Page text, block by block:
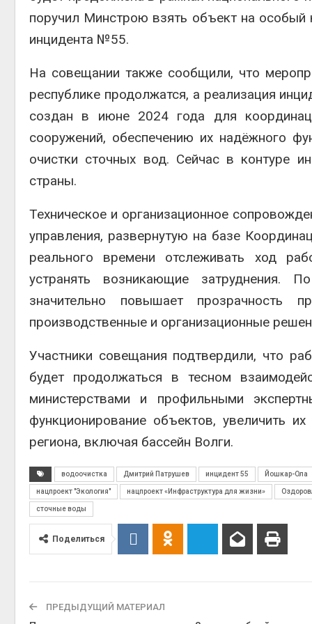
поручил Минстрою взять объект на особый
инцидента №55.
На совещании также сообщили, что
республике продолжатся, а реализация
создан в июне 2024 года для
сооружений, обеспечению их надёжного
очистки сточных вод. Сейчас в контуре
страны.
Техническое и организационное
управления, развернутую на базе
реального времени отслеживать ход
устранять возникающие затруднения.
значительно повышает прозрачность
производственные и организационные
Участники совещания подтвердили, что
будет продолжаться в тесном
министерствами и профильными
функционирование объектов, увеличить
региона, включая бассейн Волги.
водоочистка Дмитрий Патрушев инцидент 55 Йошкар-Ола
нацпроект "Экология" нацпроект «Инфраструктура для жизни»
сточные воды
Поделиться
ПРЕДЫДУЩИЙ МАТЕРИАЛ